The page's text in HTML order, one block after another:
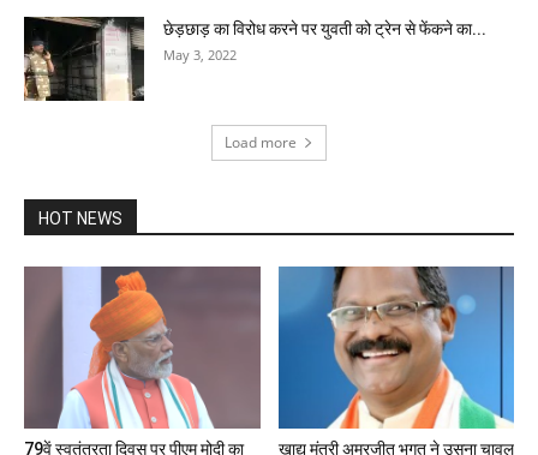
छेड़छाड़ का विरोध करने पर युवती को ट्रेन से फेंकने का...
May 3, 2022
Load more
HOT NEWS
79वें स्वतंत्रता दिवस पर पीएम मोदी का
खाद्य मंत्री अमरजीत भगत ने उसना चावल